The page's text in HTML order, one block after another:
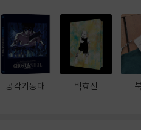
공각기동대 박효신